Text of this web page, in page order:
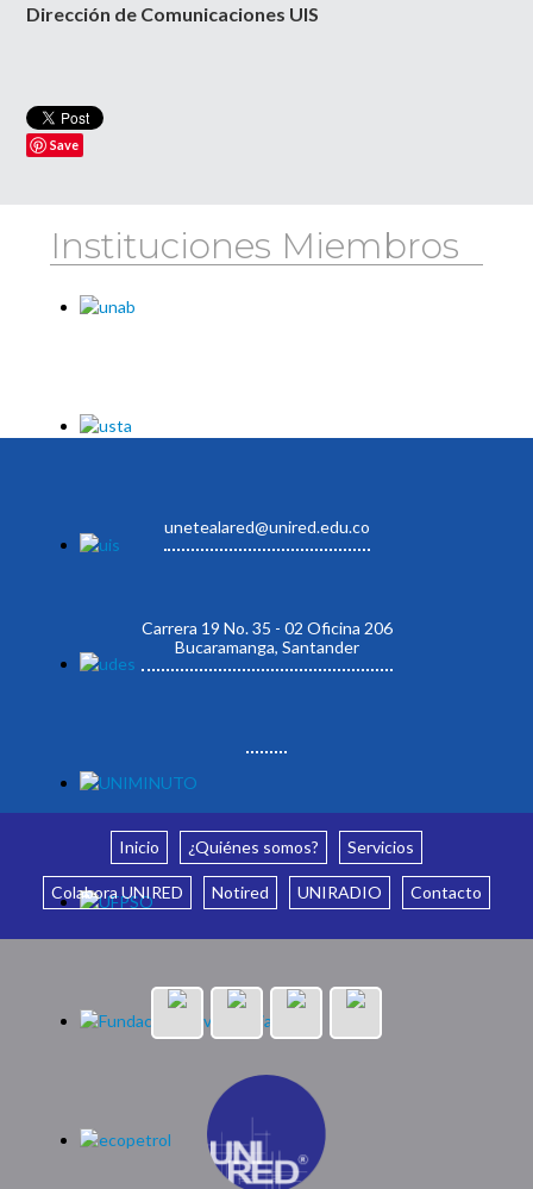
Dirección de Comunicaciones UIS
Save
Instituciones Miembros
unetealared@unired.edu.co
Carrera 19 No. 35 - 02 Oficina 206
Bucaramanga, Santander
Inicio ¿Quiénes somos? Servicios
Colabora UNIRED Notired UNIRADIO Contacto